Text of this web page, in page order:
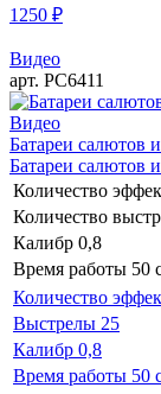
1250 ₽
Видео
арт. РС6411
Видео
Батареи
Батареи
Количество
Количество
Калибр 0,8
Время работы 50
Количество
Выстрелы 25
Калибр 0,8
Время работы 50